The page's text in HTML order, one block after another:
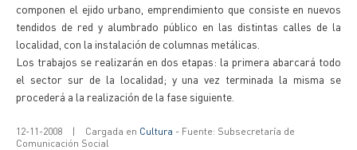
componen el ejido urbano, emprendimiento que consiste en nuevos
tendidos de red y alumbrado público en las distintas calles de la
localidad, con la instalación de columnas metálicas.
Los trabajos se realizarán en dos etapas: la primera abarcará todo
el sector sur de la localidad; y una vez terminada la misma se
procederá a la realización de la fase siguiente.
12-11-2008 | Cargada en Cultura - Fuente: Subsecretaría de
Comunicación Social